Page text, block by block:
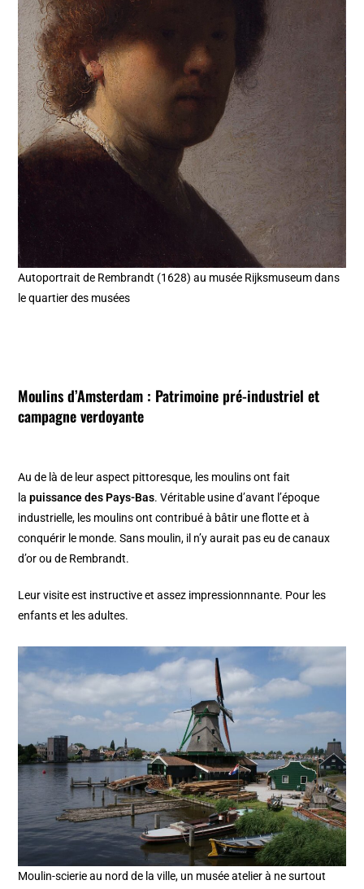
Autoportrait de Rembrandt (1628) au musée Rijksmuseum dans
le quartier des musées
Moulins d’Amsterdam : Patrimoine pré-industriel et
campagne verdoyante
Au de là de leur aspect pittoresque, les moulins ont fait
lapuissance des Pays-Bas. Véritable usine d’avant l’époque
industrielle, les moulins ont contribué à bâtir une flotte et à
conquérir le monde. Sans moulin, il n’y aurait pas eu de canaux
d’or ou de Rembrandt.
Leur visite est instructive et assez impressionnnante. Pour les
enfants et les adultes.
Moulin-scierie au nord de la ville, un musée atelier à ne surtout